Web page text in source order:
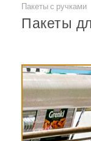
Пакеты с ручками
Пакеты